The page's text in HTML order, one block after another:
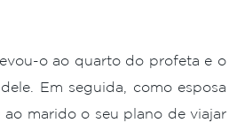
o ao quarto do profeta e o
Em seguida, como esposa
ao marido o seu plano de viajar